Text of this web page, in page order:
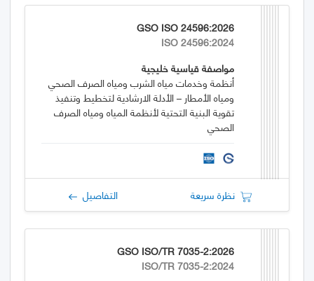
GSO ISO 24596:2026
ISO 24596:2024
مواصفة قياسية خليجية
أنظمة وخدمات مياه الشرب ومياه الصرف الصحي
ومياه الأمطار – الأدلة الارشادية لتخطيط وتنفيذ
تقوية البنية التحتية لأنظمة المياه ومياه الصرف
الصحي
نظرة سريعة التفاصيل
GSO ISO/TR 7035-2:2026
ISO/TR 7035-2:2024